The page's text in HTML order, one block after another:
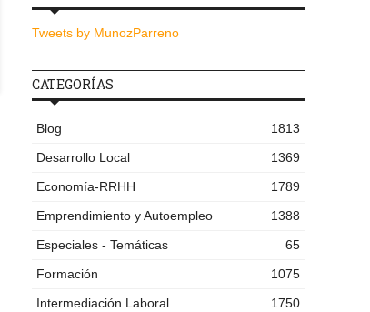
Tweets by MunozParreno
CATEGORÍAS
Blog
1813
Desarrollo Local
1369
Economía-RRHH
1789
Emprendimiento y Autoempleo
1388
Especiales - Temáticas
65
Formación
1075
Intermediación Laboral
1750